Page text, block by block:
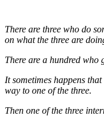
There are three who do
on what the three are
There are a hundred who
It sometimes happens
way to one of the three.
Then one of the three